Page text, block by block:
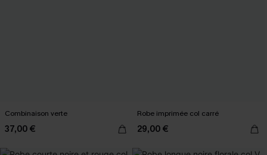
Combinaison verte
37,00 €
Robe imprimée col carré
29,00 €